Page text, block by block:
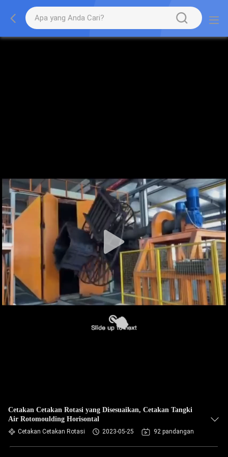
Cetakan Cetakan Rotasi yang Disesuaikan, Cetakan Tangki
Air Rotomoulding Horisontal
Cetakan Cetakan Rotasi 2023-05-25 92 pandangan